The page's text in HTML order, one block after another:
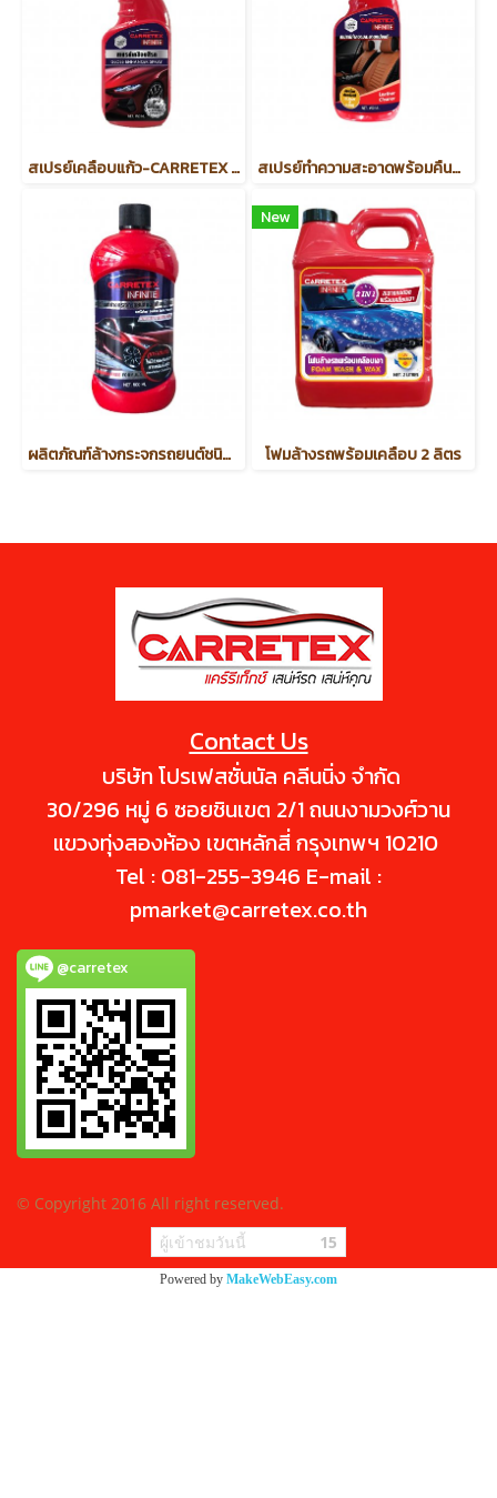
สเปรย์เคลือบแก้ว-CARRETEX INFINITE (รหัสสินค้า 57895) สเปรย์ทำความสะอาดพร้อมคืนสภาพหนังแท้ 450 ml.
ผลิตภัณฑ์ล้างกระจกรถยนต์ชนิดเติมหม้อพัก-CARRETEX INFINITE (รหัสสินค้า 57918)
New
โฟมล้างรถพร้อมเคลือบ 2 ลิตร
Contact Us
บริษัท โปรเฟสชั่นนัล คลีนนิ่ง จำกัด
30/296 หมู่ 6 ซอยชินเขต 2/1 ถนนงามวงศ์วาน
แขวงทุ่งสองห้อง เขตหลักสี่ กรุงเทพฯ 10210
Tel : 081-255-3946 E-mail :
pmarket@carretex.co.th
@carretex
© Copyright 2016 All right reserved.
ผู้เข้าชมวันนี้
15
Powered by MakeWebEasy.com